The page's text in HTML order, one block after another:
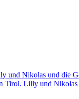
Tirol. Lilly und Nikolas